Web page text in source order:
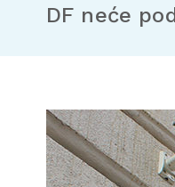
DF neće